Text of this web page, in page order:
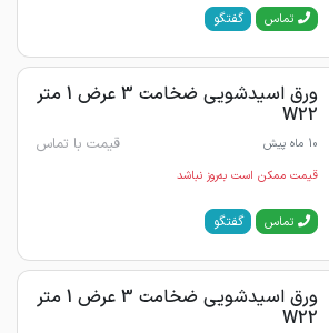
تماس گفتگو
ورق اسیدشویی ضخامت 3 عرض 1 متر
W22
10 ماه پیش قیمت با تماس
قیمت ممکن است به‌روز نباشد
تماس گفتگو
ورق اسیدشویی ضخامت 3 عرض 1 متر
W22